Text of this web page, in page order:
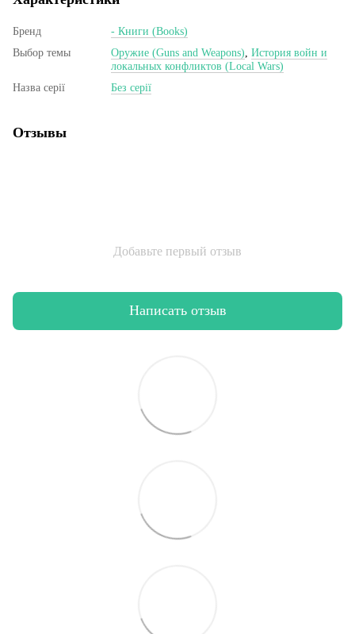
Бренд
- Книги (Books)
Выбор темы
Оружие (Guns and Weapons) История войн и
локальных конфликтов (Local Wars)
Назва серії
Без серії
Отзывы
Добавьте первый отзыв
Написать отзыв